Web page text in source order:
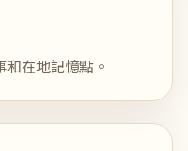
在地記憶點。